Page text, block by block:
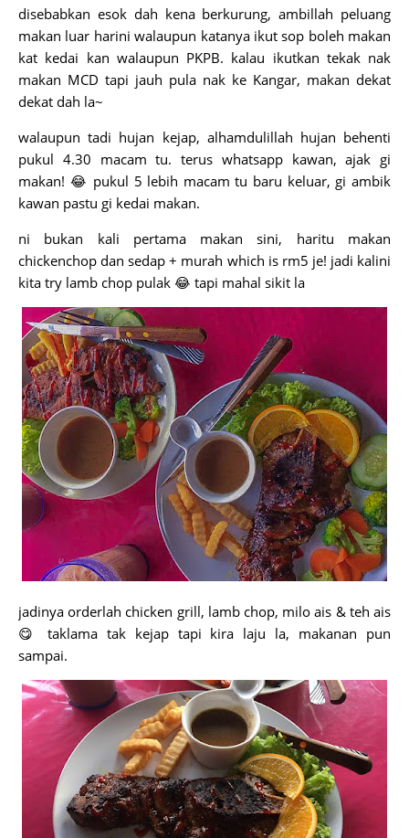
disebabkan esok dah kena berkurung, ambillah peluang
makan luar harini walaupun katanya ikut sop boleh makan
kat kedai kan walaupun PKPB. kalau ikutkan tekak nak
makan MCD tapi jauh pula nak ke Kangar, makan dekat
dekat dah la~
walaupun tadi hujan kejap, alhamdulillah hujan behenti
pukul 4.30 macam tu. terus whatsapp kawan, ajak gi
makan! 😂 pukul 5 lebih macam tu baru keluar, gi ambik
kawan pastu gi kedai makan.
ni bukan kali pertama makan sini, haritu makan
chickenchop dan sedap + murah which is rm5 je! jadi kalini
kita try lamb chop pulak 😂 tapi mahal sikit la
jadinya orderlah chicken grill, lamb chop, milo ais & teh ais
😋 taklama tak kejap tapi kira laju la, makanan pun
sampai.